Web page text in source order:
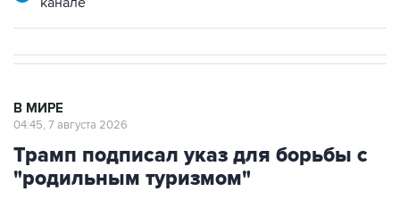
В МИРЕ
04:45, 7 августа 2026
Трамп подписал указ для борьбы с
"родильным туризмом"